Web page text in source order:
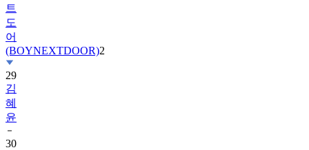
트
도
어
(BOYNEXTDOOR)2
29
김
혜
윤
30